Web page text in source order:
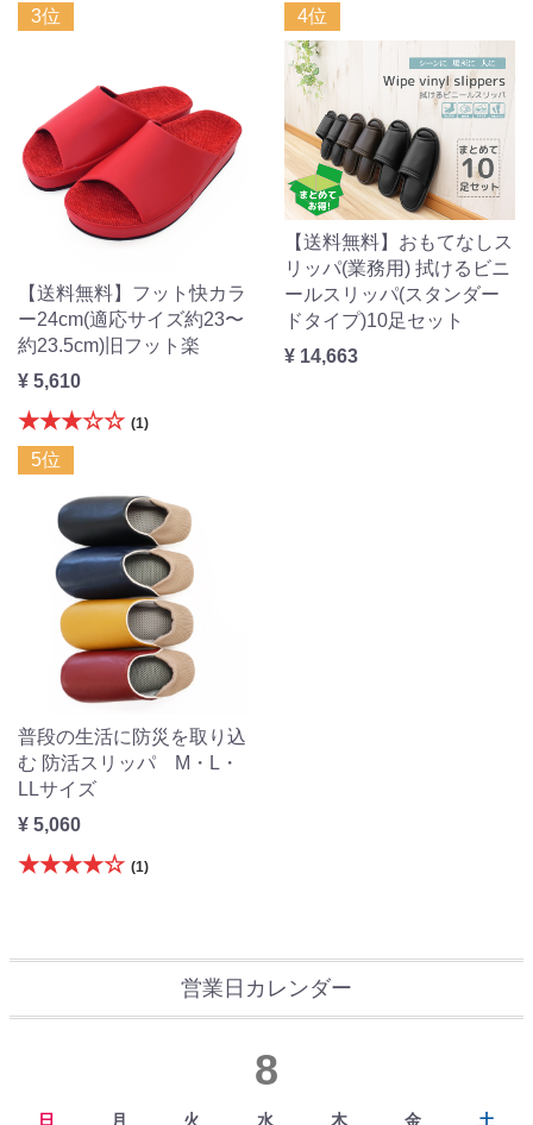
3位
【送料無料】フット快カラ
ー24cm(適応サイズ約23〜
約23.5cm)旧フット楽
¥ 5,610
★★★☆☆ (1)
4位
【送料無料】おもてなしス
リッパ(業務用) 拭けるビニ
ールスリッパ(スタンダー
ドタイプ)10足セット
¥ 14,663
5位
普段の生活に防災を取り込
む 防活スリッパ M・L・
LLサイズ
¥ 5,060
★★★★☆ (1)
営業日カレンダー
8
日 月 火 水 木 金
土